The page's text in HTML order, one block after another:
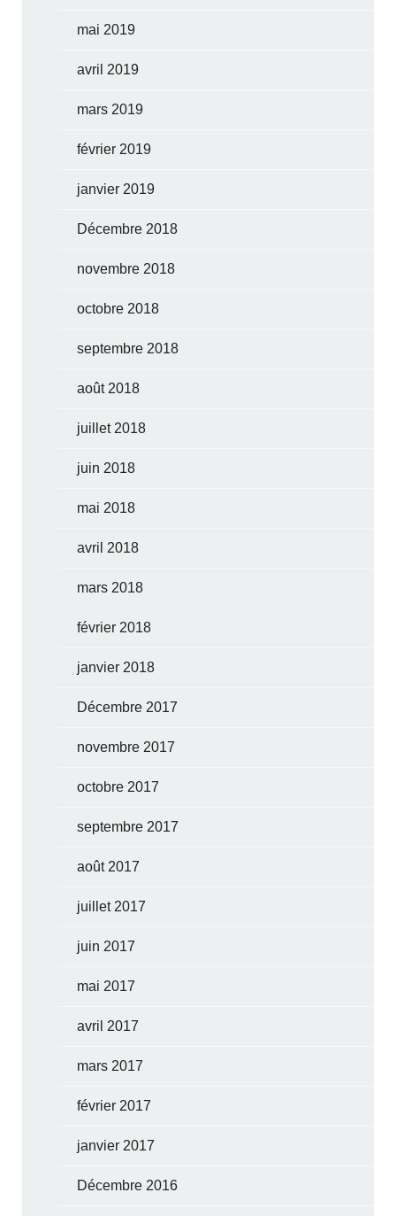
mai 2019
avril 2019
mars 2019
février 2019
janvier 2019
Décembre 2018
novembre 2018
octobre 2018
septembre 2018
août 2018
juillet 2018
juin 2018
mai 2018
avril 2018
mars 2018
février 2018
janvier 2018
Décembre 2017
novembre 2017
octobre 2017
septembre 2017
août 2017
juillet 2017
juin 2017
mai 2017
avril 2017
mars 2017
février 2017
janvier 2017
Décembre 2016